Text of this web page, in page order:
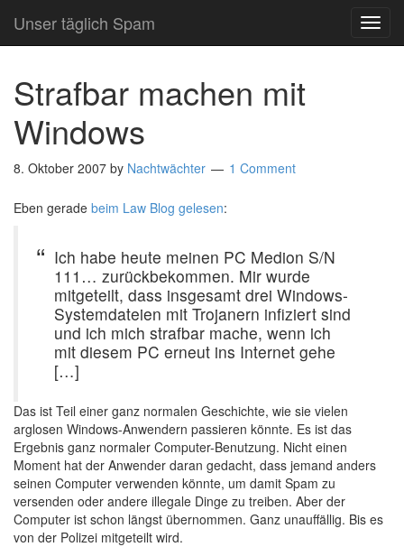
Unser täglich Spam
Strafbar machen mit
Windows
8. Oktober 2007 by Nachtwächter 1 Comment
Eben gerade beim Law Blog gelesen:
Ich habe heute meinen PC Medion S/N
111… zurückbekommen. Mir wurde
mitgeteilt, dass insgesamt drei Windows-
Systemdateien mit Trojanern infiziert sind
und ich mich strafbar mache, wenn ich
mit diesem PC erneut ins Internet gehe
[…]
Das ist Teil einer ganz normalen Geschichte, wie sie vielen
arglosen Windows-Anwendern passieren könnte. Es ist das
Ergebnis ganz normaler Computer-Benutzung. Nicht einen
Moment hat der Anwender daran gedacht, dass jemand anders
seinen Computer verwenden könnte, um damit Spam zu
versenden oder andere illegale Dinge zu treiben. Aber der
Computer ist schon längst übernommen. Ganz unauffällig. Bis es
von der Polizei mitgeteilt wird.